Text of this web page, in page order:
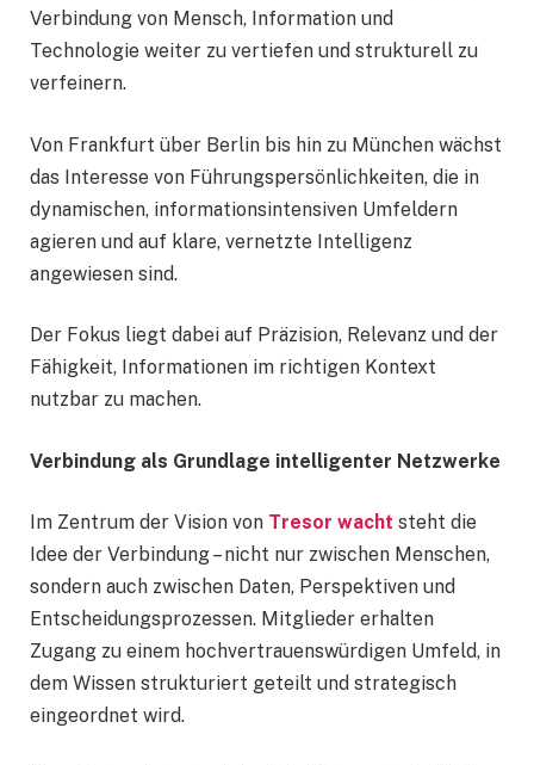
Verbindung von Mensch, Information und
Technologie weiter zu vertiefen und strukturell zu
verfeinern.
Von Frankfurt über Berlin bis hin zu München wächst
das Interesse von Führungspersönlichkeiten, die in
dynamischen, informationsintensiven Umfeldern
agieren und auf klare, vernetzte Intelligenz
angewiesen sind.
Der Fokus liegt dabei auf Präzision, Relevanz und der
Fähigkeit, Informationen im richtigen Kontext
nutzbar zu machen.
Verbindung als Grundlage intelligenter Netzwerke
Im Zentrum der Vision von Tresor wacht steht die
Idee der Verbindung – nicht nur zwischen Menschen,
sondern auch zwischen Daten, Perspektiven und
Entscheidungsprozessen. Mitglieder erhalten
Zugang zu einem hochvertrauenswürdigen Umfeld, in
dem Wissen strukturiert geteilt und strategisch
eingeordnet wird.